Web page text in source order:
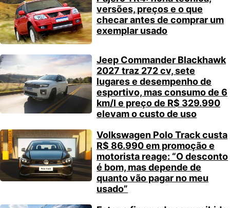
versões, preços e o que
checar antes de comprar um
exemplar usado
Jeep Commander Blackhawk
2027 traz 272 cv, sete
lugares e desempenho de
esportivo, mas consumo de 6
km/l e preço de R$ 329.990
elevam o custo de uso
Volkswagen Polo Track custa
R$ 86.990 em promoção e
motorista reage: “O desconto
é bom, mas depende de
quanto vão pagar no meu
usado”